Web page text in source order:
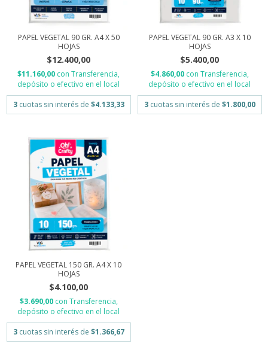
PAPEL VEGETAL 90 GR. A4 X 50
HOJAS
$12.400,00
$11.160,00 con Transferencia,
depósito o efectivo en el local
3 cuotas sin interés de $4.133,33
PAPEL VEGETAL 90 GR. A3 X 10
HOJAS
$5.400,00
$4.860,00 con Transferencia,
depósito o efectivo en el local
3 cuotas sin interés de $1.800,00
PAPEL VEGETAL 150 GR. A4 X 10
HOJAS
$4.100,00
$3.690,00 con Transferencia,
depósito o efectivo en el local
3 cuotas sin interés de $1.366,67